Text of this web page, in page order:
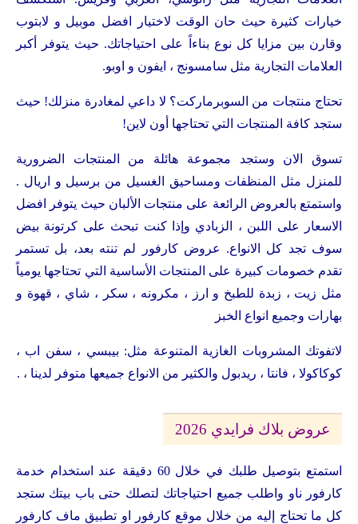
خيارات كثيرة حيث حان الوقت لاختيار افضل موبيل و لابتوب
وقارن بين مزايا كل نوع بناءاً على احتياجاتك. حيث يتوفر أكبر
العلامات التجارية مثل سامسونج ، ايفون و اوبو.
تحتاج منتجات من السوبرماركت؟ لا داعي لمغادرة منزلك! حيث
ستجد كافة المنتجات التي تحتاجها أون لاين!
تسوق الان وستجد مجموعة هائلة من المنتجات الضرورية
للمنزل مثل المنظفات ومساحيق الغسيل من برسيل و اريال .
واستمتع بالعروض الرائعة على منتجات الألبان حيث يتوفر افضل
الاسعار على اللبن ، الزبادي وإذا كنت تبحث على كرتونة بيض
سوف تجد كل الانواع. عروض كارفور لم تنته بعد، بل تستمر
تقدم خصومات كبيرة على المنتجات الأساسية التي تحتاجها يومياً
مثل زيت ، زبدة للطبخ و ارز ، مكرونه ، سكر ، شاي ، قهوة و
بهارات وجميع انواع الخبز
لاتفوتك المشروبات الغازية المتنوعة مثل: بيبسي ، سفن اب ،
كوكاكولا ، فانتا ، ريدبول والكثير من الانواع جميعها متوفر لدينا ، .
عروض بلاك فرايدي 2026
استمتع بتوصيل طلبك في خلال 60 دقيقة عند استخدام خدمة
كارفور ناو واطلب جميع احتياجاتك لتصلك حتى باب بيتك ستجد
كل ما تحتاج إليه من خلال موقع كارفور او تطبيق ماف كارفور